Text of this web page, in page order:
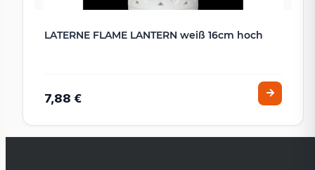
LATERNE FLAME LANTERN weiß 16cm hoch
7,88 €